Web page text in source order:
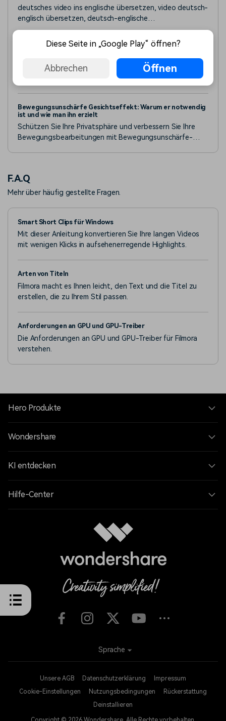
deutsches video ins englische übersetzen, video deutsch-
englisch übersetzen, deutsch-englische
videoübersetzung, deutsches video übersetzen
3 Apps zum Unscharfmachen von Gesichtern für Android und
Suchen Sie die beste App, um Gesichter in Videos
unscharf zu machen? Entdecken Sie diese Liste von Apps
zum Unscharfmachen von Videos. Für Android und iPhone.
Unscharfmachen von Gesichtern - in dieser Liste finden
nutzen können.
Bewegungsunschärfe Gesichtseffekt: Warum er notwendig
ist und wie man ihn erzielt
Schützen Sie Ihre Privatsphäre und verbessern Sie Ihre
Bewegungsbearbeitungen mit Bewegungsunschärfe-
erzielen.
F.A.Q
Mehr über häufig gestellte Fragen.
Smart Short Clips für Windows
Mit dieser Anleitung konvertieren Sie Ihre langen Videos
mit wenigen Klicks in aufsehenerregende Highlights.
Arten von Titeln
Filmora macht es Ihnen leicht, den Text und die Titel zu
erstellen, die zu Ihrem Stil passen.
Anforderungen an GPU und GPU-Treiber
Die Anforderungen an GPU und GPU-Treiber für Filmora
verstehen.
Hero Produkte
Wondershare
KI entdecken
Hilfe-Center
Unsere AGB Datenschutzerklärung
Impressum
Cookie-Einstellungen
Nutzungsbedingungen
Rückerstattung
Deinstallieren
Sprache
Diese Seite in „Google Play“ öffnen?
Abbrechen Öffnen